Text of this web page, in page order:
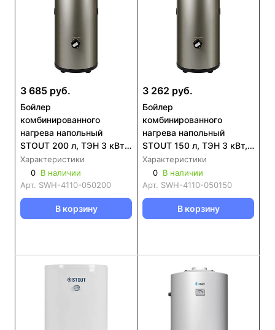
3 685 руб.
Бойлер
комбинированного
нагрева напольный
STOUT 200 л, ТЭН 3 кВт,
DUPLEX (SWH-4110-
050200)
Характеристики
0 В наличии
Арт. SWH-4110-050200
В корзину
3 262 руб.
Бойлер
комбинированного
нагрева напольный
STOUT 150 л, ТЭН 3 кВт,
DUPLEX (SWH-4110-
050150)
Характеристики
0 В наличии
Арт. SWH-4110-050150
В корзину